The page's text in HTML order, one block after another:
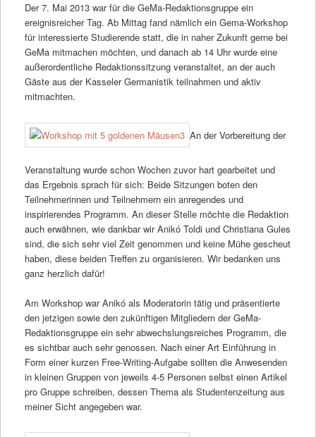
Der 7. Mai 2013 war für die GeMa-Redaktionsgruppe ein
ereignisreicher Tag. Ab Mittag fand nämlich ein Gema-Workshop
für interessierte Studierende statt, die in naher Zukunft gerne bei
GeMa mitmachen möchten, und danach ab 14 Uhr wurde eine
außerordentliche Redaktionssitzung veranstaltet, an der auch
Gäste aus der Kasseler Germanistik teilnahmen und aktiv
mitmachten.
An der Vorbereitung der
Veranstaltung wurde schon Wochen zuvor hart gearbeitet und
das Ergebnis sprach für sich: Beide Sitzungen boten den
Teilnehmerinnen und Teilnehmern ein anregendes und
inspirierendes Programm. An dieser Stelle möchte die Redaktion
auch erwähnen, wie dankbar wir Anikó Toldi und Christiana Gules
sind, die sich sehr viel Zeit genommen und keine Mühe gescheut
haben, diese beiden Treffen zu organisieren. Wir bedanken uns
ganz herzlich dafür!
Am Workshop war Anikó als Moderatorin tätig und präsentierte
den jetzigen sowie den zukünftigen Mitgliedern der GeMa-
Redaktionsgruppe ein sehr abwechslungsreiches Programm, die
es sichtbar auch sehr genossen. Nach einer Art Einführung in
Form einer kurzen Free-Writing-Aufgabe sollten die Anwesenden
in kleinen Gruppen von jeweils 4-5 Personen selbst einen Artikel
pro Gruppe schreiben, dessen Thema als Studentenzeitung aus
meiner Sicht angegeben war.